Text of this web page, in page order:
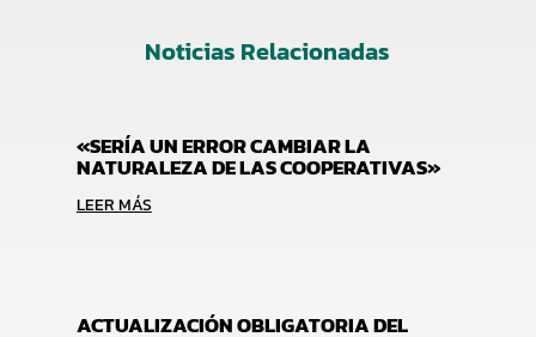
Noticias Relacionadas
«SERÍA UN ERROR CAMBIAR LA
NATURALEZA DE LAS COOPERATIVAS»
LEER MÁS
ACTUALIZACIÓN OBLIGATORIA DEL